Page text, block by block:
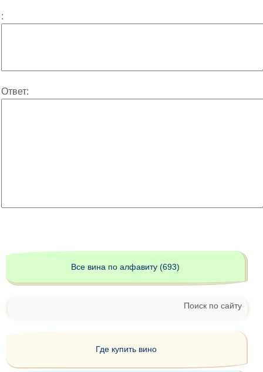
:
Ответ:
Все вина по алфавиту (693)
Поиск по сайту
Где купить вино